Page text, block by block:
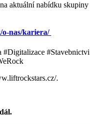
aktuální nabídku skupiny
o-nas/kariera/
#Stavebnictvi
.